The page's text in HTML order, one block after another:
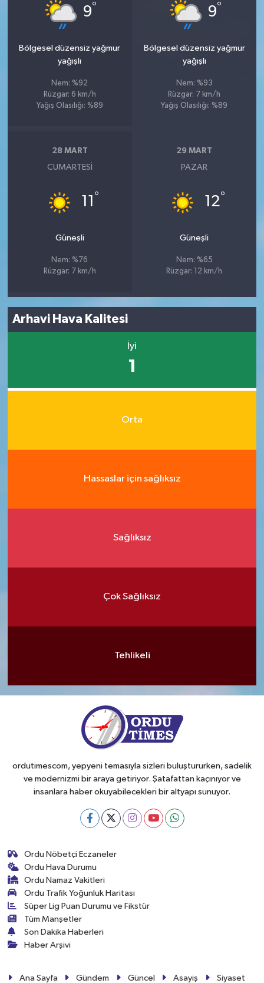
9°
Bölgesel düzensiz yağmur
yağışlı
Nem: %92
Rüzgar: 6 km/h
Yağış Olasılığı: %89
9°
Bölgesel düzensiz yağmur
yağışlı
Nem: %93
Rüzgar: 7 km/h
Yağış Olasılığı: %89
28 MART
CUMARTESI
11 °
Güneşli
Nem: %76
Rüzgar: 7 km/h
29 MART
PAZAR
12°
Güneşli
Nem: %65
Rüzgar: 12 km/h
Arhavi Hava Kalitesi
İyi
1
Orta
Hassaslar için sağlıksız
Sağlıksız
Çok Sağlıksız
Tehlikeli
ordutimescom, yepyeni temasıyla sizleri buluştururken, sadelik
ve modernizmi bir araya getiriyor. Şatafattan kaçınıyor ve
insanlara haber okuyabilecekleri bir altyapı sunuyor.
Ordu Nöbetçi Eczaneler
Ordu Hava Durumu
Ordu Namaz Vakitleri
Ordu Trafik Yoğunluk Haritası
Süper Lig Puan Durumu ve Fikstür
Tüm Manşetler
Son Dakika Haberleri
Haber Arşivi
Ana Sayfa Gündem Güncel Asayiş Siyaset